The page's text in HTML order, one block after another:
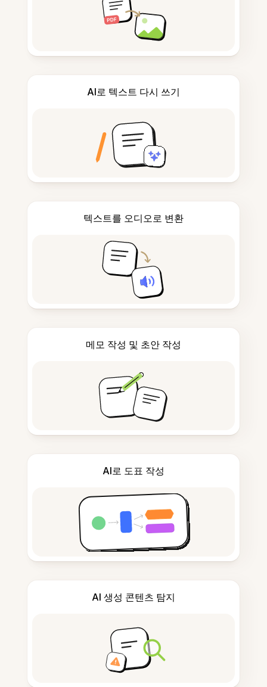
AI로 텍스트 다시 쓰기
텍스트를 오디오로 변환
메모 작성 및 초안 작성
AI로 도표 작성
AI 생성 콘텐츠 탐지